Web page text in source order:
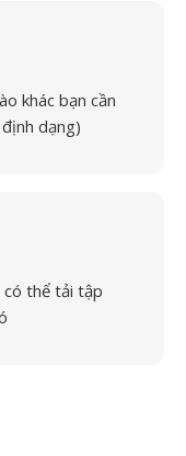
khác bạn cần
dạng)
có thể tải tập